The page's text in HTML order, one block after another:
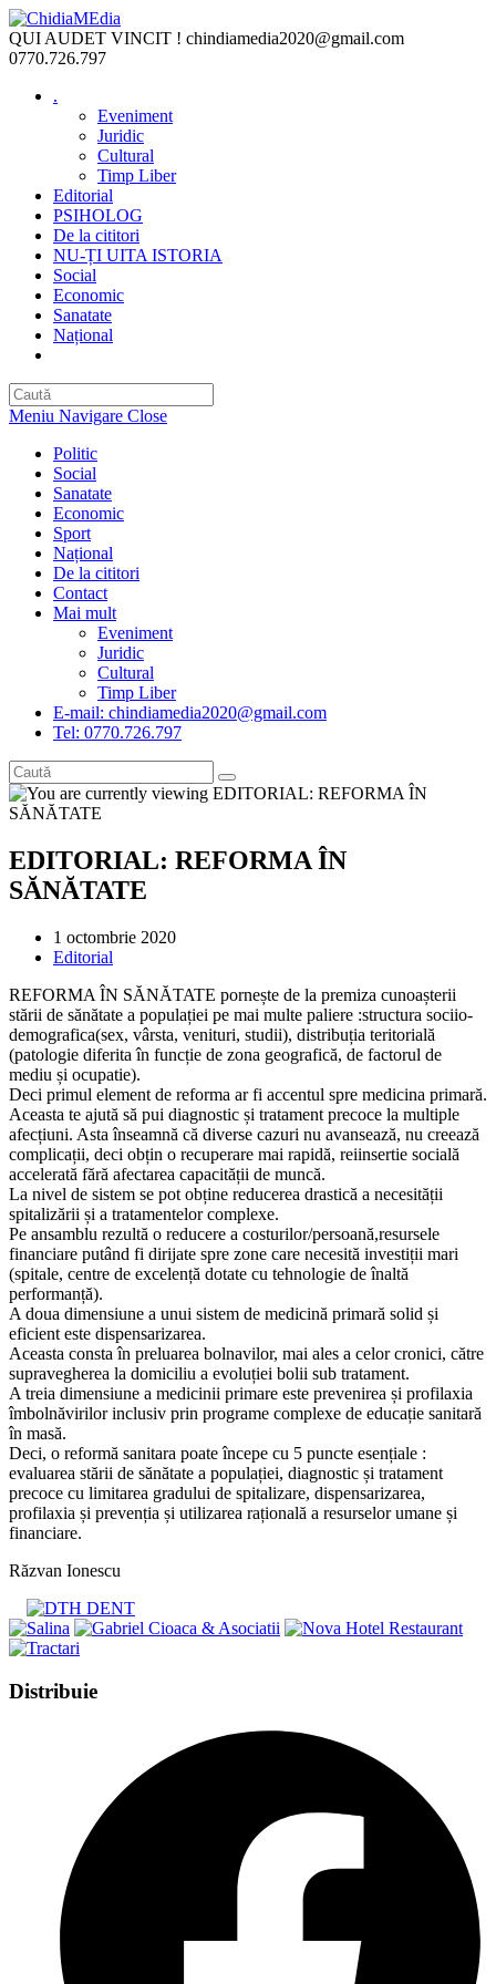
Skip
to
content
QUI AUDET VINCIT ! chindiamedia2020@gmail.com
0770.726.797
.
Eveniment
Juridic
Cultural
Timp Liber
Editorial
PSIHOLOG
De la cititori
NU-ȚI UITA ISTORIA
Social
Economic
Sanatate
Național
Meniu Navigare Close
Politic
Social
Sanatate
Economic
Sport
Național
De la cititori
Contact
Mai mult
Eveniment
Juridic
Cultural
Timp Liber
E-mail: chindiamedia2020@gmail.com
Tel: 0770.726.797
EDITORIAL: REFORMA ÎN
SĂNĂTATE
Post
published:
1 octombrie 2020
Post
Editorial
REFORMA ÎN SĂNĂTATE pornește de la premiza cunoașterii
stării de sănătate a populației pe mai multe paliere :structura sociio-
demografica(sex, vârsta, venituri, studii), distribuția teritorială
(patologie diferita în funcție de zona geografică, de factorul de
mediu și ocupatie).
Deci primul element de reforma ar fi accentul spre medicina primară.
Aceasta te ajută să pui diagnostic și tratament precoce la multiple
afecțiuni. Asta înseamnă că diverse cazuri nu avansează, nu creează
complicații, deci obțin o recuperare mai rapidă, reiinsertie socială
accelerată fără afectarea capacității de muncă.
La nivel de sistem se pot obține reducerea drastică a necesității
spitalizării și a tratamentelor complexe.
Pe ansamblu rezultă o reducere a costurilor/persoană,resursele
financiare putând fi dirijate spre zone care necesită investiții mari
(spitale, centre de excelență dotate cu tehnologie de înaltă
performanță).
A doua dimensiune a unui sistem de medicină primară solid și
eficient este dispensarizarea.
Aceasta consta în preluarea bolnavilor, mai ales a celor cronici, către
supravegherea la domiciliu a evoluției bolii sub tratament.
A treia dimensiune a medicinii primare este prevenirea și profilaxia
îmbolnăvirilor inclusiv prin programe complexe de educație sanitară
în masă.
Deci, o reformă sanitara poate începe cu 5 puncte esențiale :
evaluarea stării de sănătate a populației, diagnostic și tratament
precoce cu limitarea gradului de spitalizare, dispensarizarea,
profilaxia și prevenția și utilizarea rațională a resurselor umane și
financiare.
Răzvan Ionescu
DistribuieShare
window